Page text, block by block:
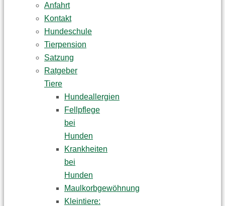
Anfahrt
Kontakt
Hundeschule
Tierpension
Satzung
Ratgeber
Tiere
Hundeallergien
Fellpflege
bei
Hunden
Krankheiten
bei
Hunden
Maulkorbgewöhnung
Kleintiere: